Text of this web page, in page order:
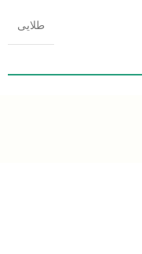
طلایی